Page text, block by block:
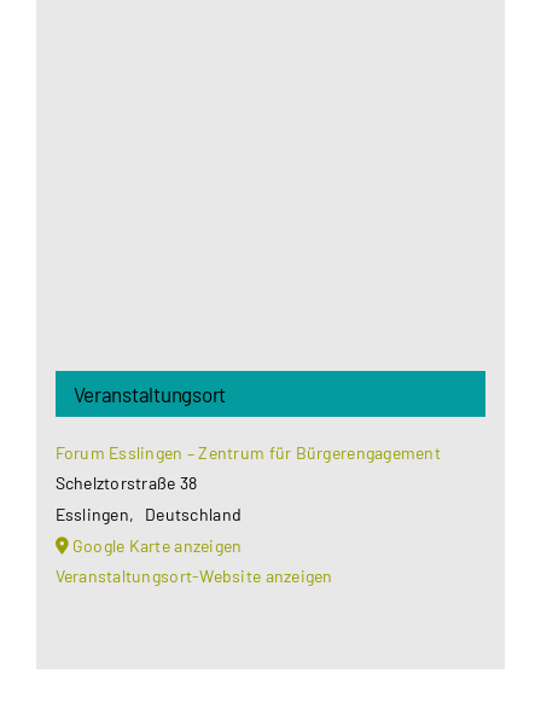
Veranstaltungsort
Forum Esslingen – Zentrum für Bürgerengagement
Schelztorstraße 38
Esslingen,
Deutschland
Google Karte anzeigen
Veranstaltungsort-Website anzeigen